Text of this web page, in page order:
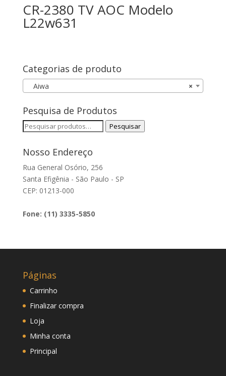
CR-2380 TV AOC Modelo
L22w631
Categorias de produto
×
Aiwa
Pesquisa de Produtos
Pesquisar
Pesquisar
Nosso Endereço
Rua General Osório, 256
Santa Efigênia - São Paulo - SP
CEP: 01213-000
Fone: (11) 3335-5850
Páginas
Carrinho
Finalizar compra
Loja
Minha conta
Principal